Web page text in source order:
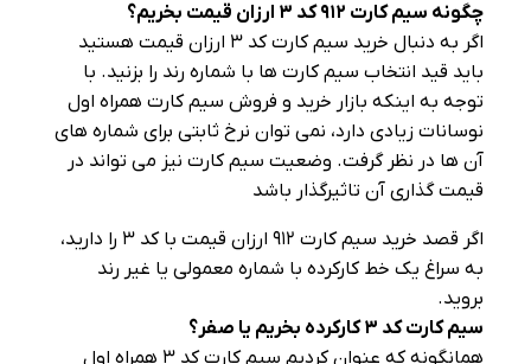
چگونه سیم کارت ۹۱۲کد ۳ ارزان قیمت بخریم؟
اگر به دنبال خرید سیم کارت کد ۳ ارزان قیمت هستید
باید قید انتخاب سیم کارت‌ ها با شماره رند را بزنید. با
توجه به اینکه بازار خرید و فروش سیم کارت همراه اول
نوسانات زیادی دارد، نمی‌ توان نرخ ثابتی برای شماره‌ های
آن ها در نظر گرفت. وضعیت سیم کارت نیز می‌ تواند در
قیمت گذاری آن تاثیرگذار باشد
اگر قصد خرید سیم کارت ۹۱۲ ارزان قیمت با کد ۳ را دارید،
به سراغ یک خط کارکرده با شماره معمولی یا غیر رند
بروید.
سیم کارت کد ۳کارکرده بخریم یا صفر؟
همانگونه که عنوان کردیم سیم کارت کد ۳ همراه اول